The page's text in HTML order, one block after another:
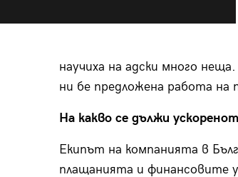
научиха на адски много
ни бе предложена работа на
На какво се дължи
Екипът на компанията в
плащанията и финансовите